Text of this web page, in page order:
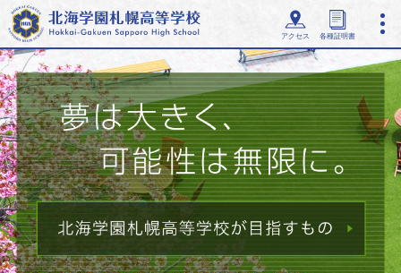
アクセス 各種証明書